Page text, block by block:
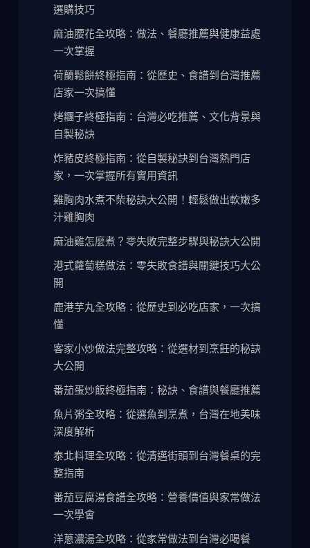
選購技巧
麻油腰花全攻略：做法、餐廳推薦與健康益處
一次掌握
荷蘭鬆餅終極指南：從歷史、食譜到台灣推薦
店家一次搞懂
烤糰子終極指南：台灣必吃推薦、文化背景與
自製秘訣
炸豬皮終極指南：從自製秘訣到台灣熱門店
家，一次掌握所有實用資訊
雞胸肉水煮不柴秘訣大公開！輕鬆做出軟嫩多
汁雞胸肉
麻油雞怎麼煮？零失敗完整步驟與秘訣大公開
港式蘿蔔糕做法：零失敗食譜與關鍵技巧大公
開
鹿港芋丸全攻略：從歷史到必吃店家，一次搞
懂
客家小炒做法完整攻略：從選材到烹飪的秘訣
大公開
番茄蛋炒飯終極指南：秘訣、食譜與餐廳推薦
魚片粥全攻略：從選魚到烹煮，台灣在地美味
深度解析
泰北料理全攻略：從清邁街頭到台灣餐桌的完
整指南
番茄豆腐湯食譜全攻略：營養價值與家常做法
一次學會
洋蔥濃湯全攻略：從家常做法到台灣必喝餐